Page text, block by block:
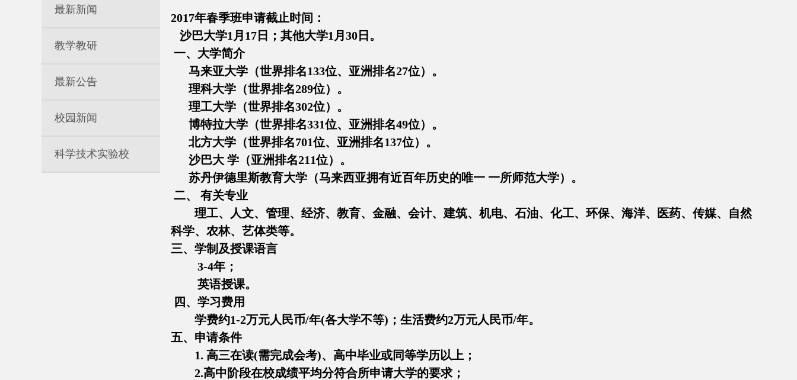
2017年春季班申请截止时间：
沙巴大学1月17日；其他大学1月30日。
一、大学简介
马来亚大学（世界排名133位、亚洲排名27位）。
理科大学（世界排名289位）。
理工大学（世界排名302位）。
博特拉大学（世界排名331位、亚洲排名49位）。
北方大学（世界排名701位、亚洲排名137位）。
沙巴大 学（亚洲排名211位）。
苏丹伊德里斯教育大学（马来西亚拥有近百年历史的唯一 一所师范大学）。
二、 有关专业
理工、人文、管理、经济、教育、金融、会计、建筑、机电、石油、化工、环保、海洋、医药、传媒、自然
科学、农林、艺体类等。
三、学制及授课语言
3-4年；
英语授课。
四、学习费用
学费约1-2万元人民币/年(各大学不等)；生活费约2万元人民币/年。
五、申请条件
1. 高三在读(需完成会考)、高中毕业或同等学历以上；
2.高中阶段在校成绩平均分符合所申请大学的要求；
最新新闻
教学教研
最新公告
校园新闻
科学技术实验校